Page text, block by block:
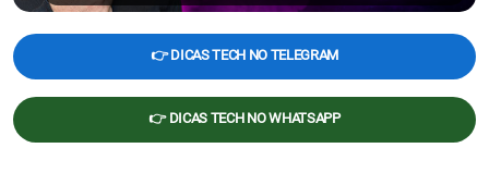
👉 DICAS TECH NO TELEGRAM
👉 DICAS TECH NO WHATSAPP